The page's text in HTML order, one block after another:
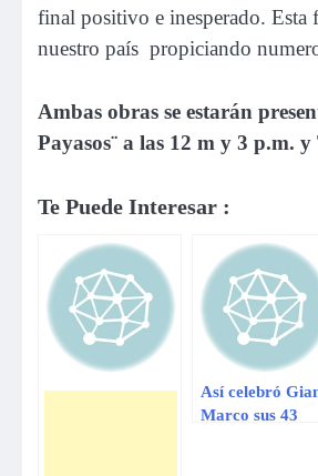
final positivo e inesperado. Esta
nuestro país propiciando
Ambas obras se estarán
Payasos¨ a las 12 m y 3 p.m.
Te Puede Interesar :
Así celebró
Marco sus 43